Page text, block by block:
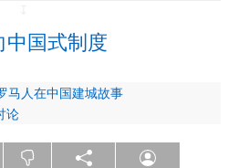
中国式制度
马人在中国建城故事
论